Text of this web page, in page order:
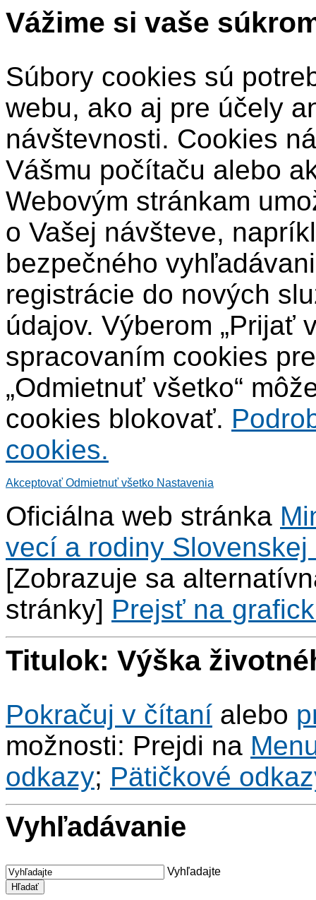
Vážime si vaše
Súbory cookies sú
webu, ako aj pre účely
návštevnosti. Cookies
Vášmu počítaču alebo
Webovým stránkam
o Vašej návšteve,
bezpečného
registrácie do nových
údajov. Výberom „Prijať
spracovaním cookies
„Odmietnuť všetko“
cookies blokovať.
cookies.
Akceptovať Odmietnuť všetko Nastavenia
Oficiálna web stránka
vecí a rodiny Slovenskej
[Zobrazuje sa
stránky] Prejsť na
Titulok: Výška
Pokračuj v čítaní alebo
možnosti: Prejdi na
odkazy; Pätičkové
Vyhľadávanie
Vyhľadajte